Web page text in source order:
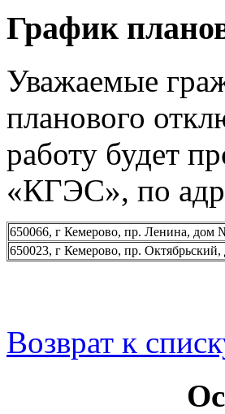
График
Уважаемые
планового
работу будет
«КГЭС», по
650066, г Кемерово, пр. Ленина, дом
650023, г Кемерово, пр.
Возврат к